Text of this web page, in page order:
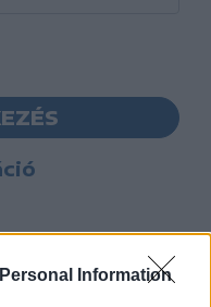
Information